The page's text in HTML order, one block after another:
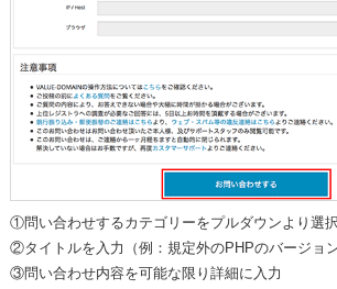
①問い合わせするカテゴリーをプルダウンより選択
②タイトルを入力（例：規定外のPHPのバージョ
③問い合わせ内容を可能な限り詳細に入力